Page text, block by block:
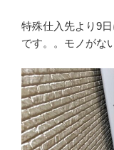
特殊仕入先より9
です。。モノがな